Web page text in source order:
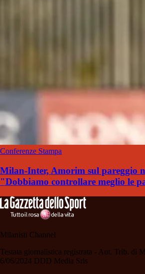
Conferenze Stampa
Milan-Inter, Amorim sul pareggio
"Dobbiamo controllare meglio le
Milanisti Channel
Testata giornalistica registrata - Aut. Trib. di
6/06/2024 DDD Media Srls